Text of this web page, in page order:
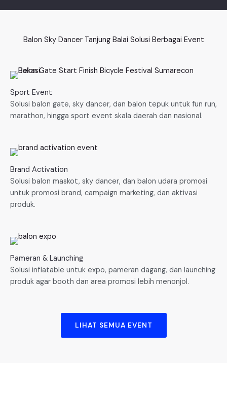
Balon Sky Dancer Tanjung Balai Solusi Berbagai Event
Sport Event
Solusi balon gate, sky dancer, dan balon tepuk untuk fun run,
marathon, hingga sport event skala daerah dan nasional.
Brand Activation
Solusi balon maskot, sky dancer, dan balon udara promosi
untuk promosi brand, campaign marketing, dan aktivasi
produk.
Pameran & Launching
Solusi inflatable untuk expo, pameran dagang, dan launching
produk agar booth dan area promosi lebih menonjol.
LIHAT SEMUA EVENT